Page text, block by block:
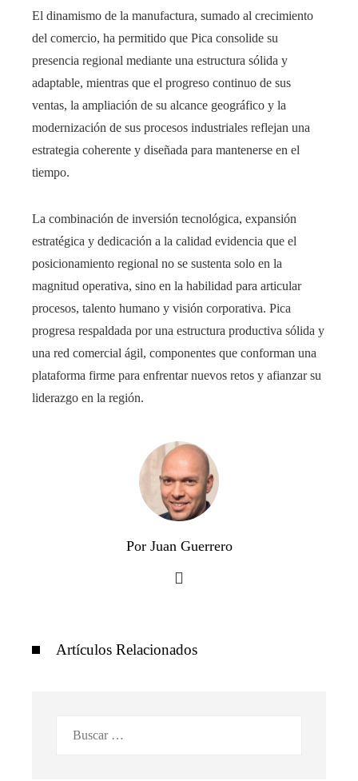
El dinamismo de la manufactura, sumado al crecimiento
del comercio, ha permitido que Pica consolide su
presencia regional mediante una estructura sólida y
adaptable, mientras que el progreso continuo de sus
ventas, la ampliación de su alcance geográfico y la
modernización de sus procesos industriales reflejan una
estrategia coherente y diseñada para mantenerse en el
tiempo.
La combinación de inversión tecnológica, expansión
estratégica y dedicación a la calidad evidencia que el
posicionamiento regional no se sustenta solo en la
magnitud operativa, sino en la habilidad para articular
procesos, talento humano y visión corporativa. Pica
progresa respaldada por una estructura productiva sólida y
una red comercial ágil, componentes que conforman una
plataforma firme para enfrentar nuevos retos y afianzar su
liderazgo en la región.
Por Juan Guerrero
Artículos Relacionados